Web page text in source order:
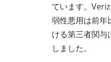
ています。
弱性悪用は前年
ける第三者関与
しました。